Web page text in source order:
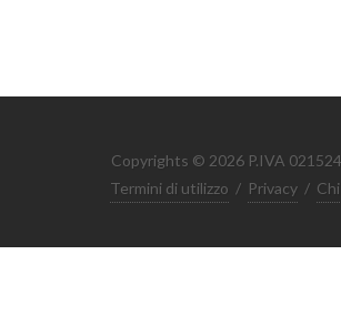
Copyrights © 2026 P.IVA
Termini di utilizzo / Privacy /